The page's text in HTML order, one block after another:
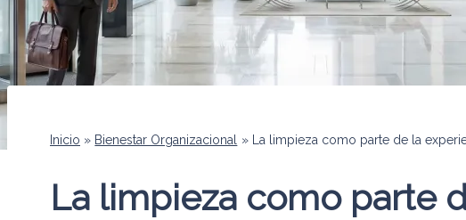
Inicio Bienestar Organizacional La limpieza como parte de la
La limpieza como parte